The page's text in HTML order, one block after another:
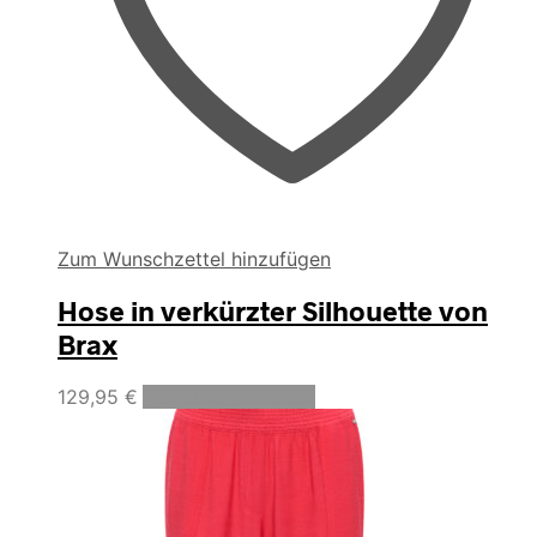
Zum Wunschzettel hinzufügen
Hose in verkürzter Silhouette von
Brax
129,95 €
Produkt
weist
mehrere
Varianten